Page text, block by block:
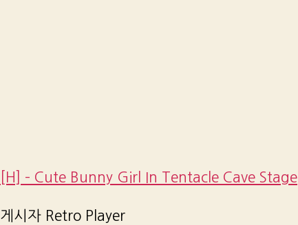
[H] – Cute Bunny Girl In Tentacle Cave Stage
게시자 Retro Player